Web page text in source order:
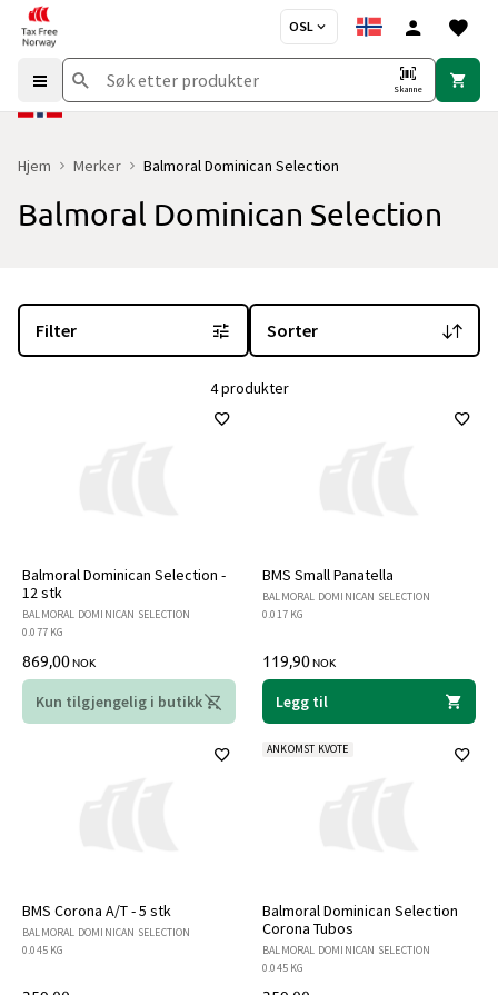
OSL
Skanne
Hjem Merker Balmoral Dominican Selection
Balmoral Dominican Selection
Filter Sorter
4 produkter
Balmoral Dominican Selection -
12 stk
BALMORAL DOMINICAN SELECTION
0.077 KG
869,00NOK
Kun tilgjengelig i butikk
BMS Small Panatella
BALMORAL DOMINICAN SELECTION
0.017 KG
119,90NOK
Legg til
BMS Corona A/T - 5 stk
BALMORAL DOMINICAN SELECTION
0.045 KG
Balmoral Dominican Selection
Corona Tubos
ANKOMST KVOTE
BALMORAL DOMINICAN SELECTION
0.045 KG